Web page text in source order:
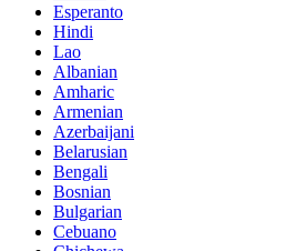
Esperanto
Hindi
Lao
Albanian
Amharic
Armenian
Azerbaijani
Belarusian
Bengali
Bosnian
Bulgarian
Cebuano